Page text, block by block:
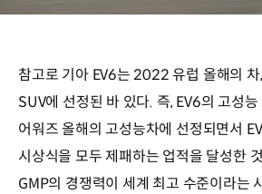
참고로 기아 EV6는 2022 유럽 올해의
SUV에 선정된 바 있다. 즉, EV6의 고성
어워즈 올해의 고성능차에 선정되면서
시상식을 모두 제패하는 업적을 달성한
GMP의 경쟁력이 세계 최고 수준이라는